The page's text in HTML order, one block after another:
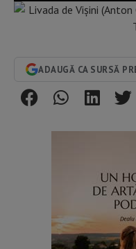
ADAUGĂ CA SURSĂ